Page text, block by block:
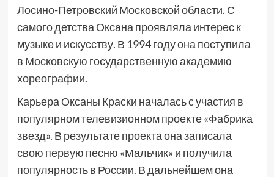
Лосино-Петровский Московской области. С
самого детства Оксана проявляла интерес к
музыке и искусству. В 1994 году она поступила
в Московскую государственную академию
хореографии.
Карьера Оксаны Краски началась с участия в
популярном телевизионном проекте «Фабрика
звезд». В результате проекта она записала
свою первую песню «Мальчик» и получила
популярность в России. В дальнейшем она